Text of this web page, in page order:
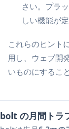
さい。プラ
しい機能が
これらのヒント
用し、ウェブ開
いものにするこ
bolt の月間トラ